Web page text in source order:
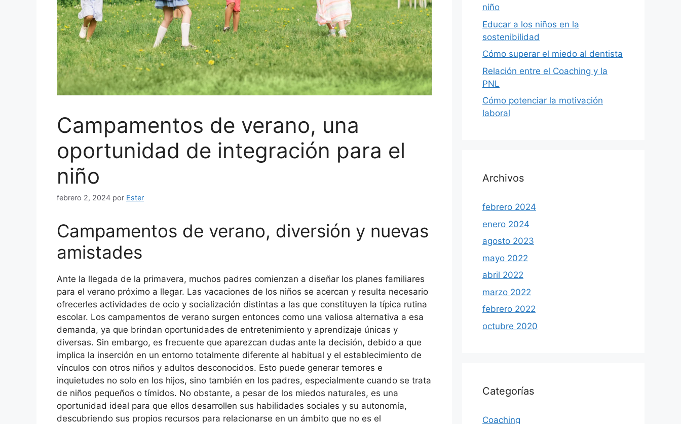
Campamentos de verano, una
oportunidad de integración para el
niño
febrero 2, 2024 por Ester
Campamentos de verano, diversión y nuevas
amistades
Ante la llegada de la primavera, muchos padres comienzan a diseñar los planes familiares
para el verano próximo a llegar. Las vacaciones de los niños se acercan y resulta necesario
ofrecerles actividades de ocio y socialización distintas a las que constituyen la típica rutina
escolar. Los campamentos de verano surgen entonces como una valiosa alternativa a esa
demanda, ya que brindan oportunidades de entretenimiento y aprendizaje únicas y
diversas. Sin embargo, es frecuente que aparezcan dudas ante la decisión, debido a que
implica la inserción en un entorno totalmente diferente al habitual y el establecimiento de
vínculos con otros niños y adultos desconocidos. Esto puede generar temores e
inquietudes no solo en los hijos, sino también en los padres, especialmente cuando se trata
de niños pequeños o tímidos. No obstante, a pesar de los miedos naturales, es una
oportunidad ideal para que ellos desarrollen sus habilidades sociales y su autonomía,
descubriendo sus propios recursos para relacionarse en un ámbito que no es el
niño
Educar a los niños en la
sostenibilidad
Cómo superar el miedo al dentista
Relación entre el Coaching y la
PNL
Cómo potenciar la motivación
laboral
Archivos
febrero 2024
enero 2024
agosto 2023
mayo 2022
abril 2022
marzo 2022
febrero 2022
octubre 2020
Categorías
Coaching